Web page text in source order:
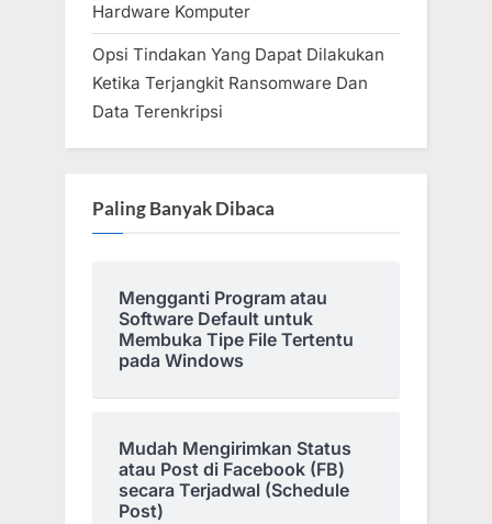
Hardware Komputer
Opsi Tindakan Yang Dapat Dilakukan
Ketika Terjangkit Ransomware Dan
Data Terenkripsi
Paling Banyak Dibaca
Mengganti Program atau
Software Default untuk
Membuka Tipe File Tertentu
pada Windows
Mudah Mengirimkan Status
atau Post di Facebook (FB)
secara Terjadwal (Schedule
Post)